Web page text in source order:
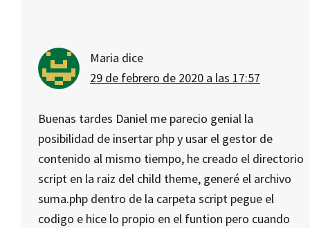
Maria dice
29 de febrero de 2020 a las 17:57
Buenas tardes Daniel me parecio genial la
posibilidad de insertar php y usar el gestor de
contenido al mismo tiempo, he creado el directorio
script en la raiz del child theme, generé el archivo
suma.php dentro de la carpeta script pegue el
codigo e hice lo propio en el funtion pero cuando